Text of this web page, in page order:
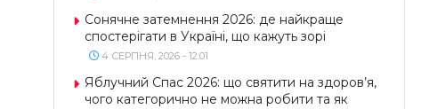
Сонячне затемнення 2026: де найкраще
спостерігати в Україні, що кажуть зорі
4 СЕРПНЯ, 2026 - 12:01
Яблучний Спас 2026: що святити на здоров’я,
чого категорично не можна робити та як